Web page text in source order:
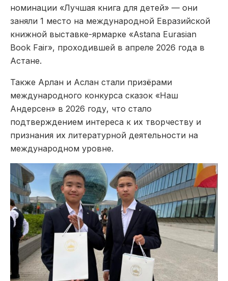
номинации «Лучшая книга для детей» — они
заняли 1 место на международной Евразийской
книжной выставке-ярмарке «Astana Eurasian
Book Fair», проходившей в апреле 2026 года в
Астане.
Также Арлан и Аслан стали призёрами
международного конкурса сказок «Наш
Андерсен» в 2026 году, что стало
подтверждением интереса к их творчеству и
признания их литературной деятельности на
международном уровне.